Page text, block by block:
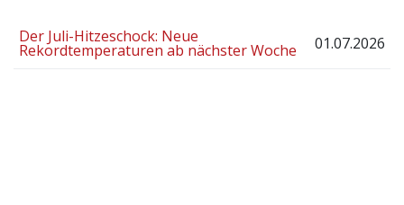
Der Juli-Hitzeschock: Neue
Rekordtemperaturen ab nächster Woche 01.07.2026